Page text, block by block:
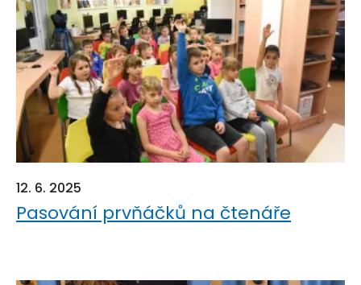
12. 6. 2025
Pasování prvňáčků na čtenáře